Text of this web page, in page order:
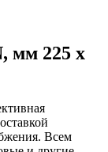
мм 225 x
Всем